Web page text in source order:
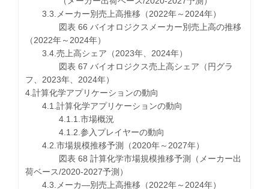
3.3.メーカー別売上高推移（2022年～2024年）
図表 66 バイオロジクスメーカー別売上高の推移
（2022年～2024年）
3.4.売上高シェア（2023年、2024年）
図表 67 バイオロジクス売上高シェア（円グラ
フ、2023年、2024年）
4.計算化学アプリケーションの動向
4.1.計算化学アプリケーションの動向
4.1.1.市場概況
4.1.2.参入プレイヤーの動向
4.2.市場規模推移予測（2020年～2027年）
図表 68 計算化学市場規模推移予測（メーカー出
荷ベース/2020-2027予測）
4.3.メーカ―別売上高推移（2022年～2024年）